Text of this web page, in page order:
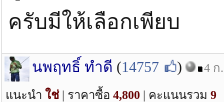
ครับมีให้เลือกเพียบ
นพฤทธิ์ ทำดี (14757 ) 4 ก
แนะนำ ใช่| ราคาซื้อ 4,800 | คะแนนรวม 9